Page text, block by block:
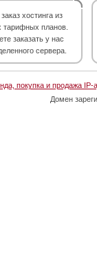
хостинга из
тарифных планов.
заказать у нас
сервера.
покупка и продажа IP-
Домен